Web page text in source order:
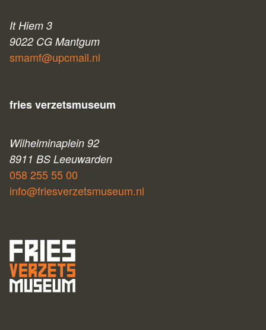
It Hiem 3
9022 CG Mantgum
smamf@upcmail.nl
fries verzetsmuseum
Wilhelminaplein 92
8911 BS Leeuwarden
058 255 55 00
info@friesverzetsmuseum.nl